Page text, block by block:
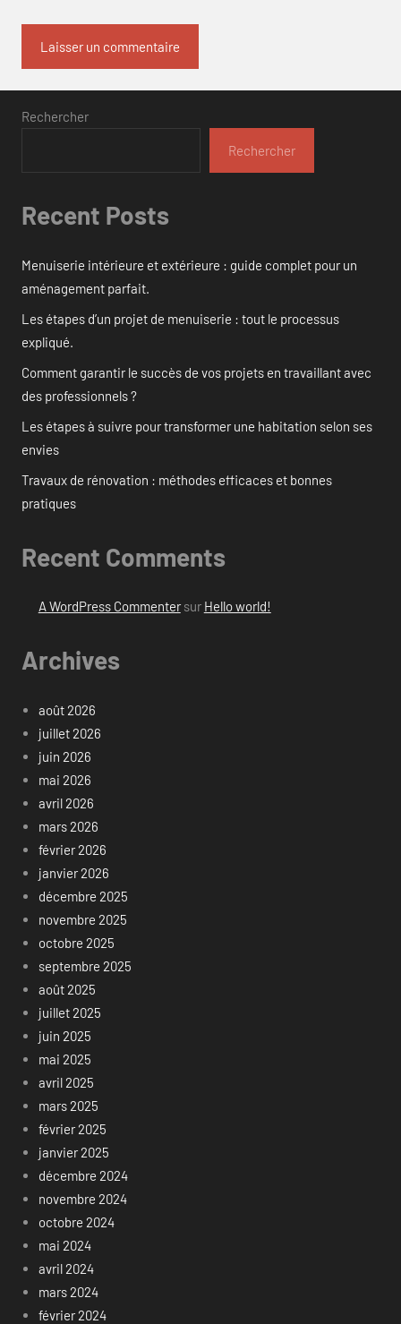
Rechercher
Rechercher
Recent Posts
Menuiserie intérieure et extérieure : guide complet pour un
aménagement parfait.
Les étapes d’un projet de menuiserie : tout le processus
expliqué.
Comment garantir le succès de vos projets en travaillant avec
des professionnels ?
Les étapes à suivre pour transformer une habitation selon ses
envies
Travaux de rénovation : méthodes efficaces et bonnes
pratiques
Recent Comments
A WordPress Commentersur Hello world!
Archives
août 2026
juillet 2026
juin 2026
mai 2026
avril 2026
mars 2026
février 2026
janvier 2026
décembre 2025
novembre 2025
octobre 2025
septembre 2025
août 2025
juillet 2025
juin 2025
mai 2025
avril 2025
mars 2025
février 2025
janvier 2025
décembre 2024
novembre 2024
octobre 2024
mai 2024
avril 2024
mars 2024
février 2024